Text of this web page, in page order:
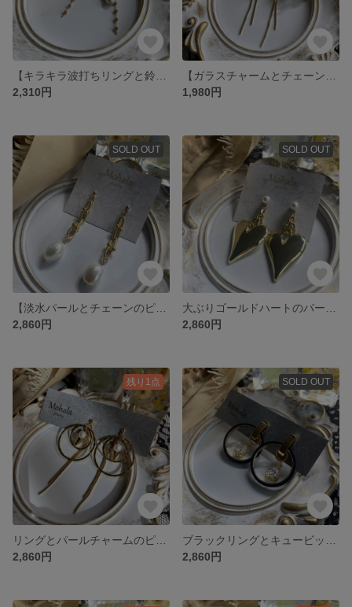
2,310円
1,980円
SOLD OUT
2,860円
SOLD OUT
2,860円
残り1点
2,860円
SOLD OUT
2,860円